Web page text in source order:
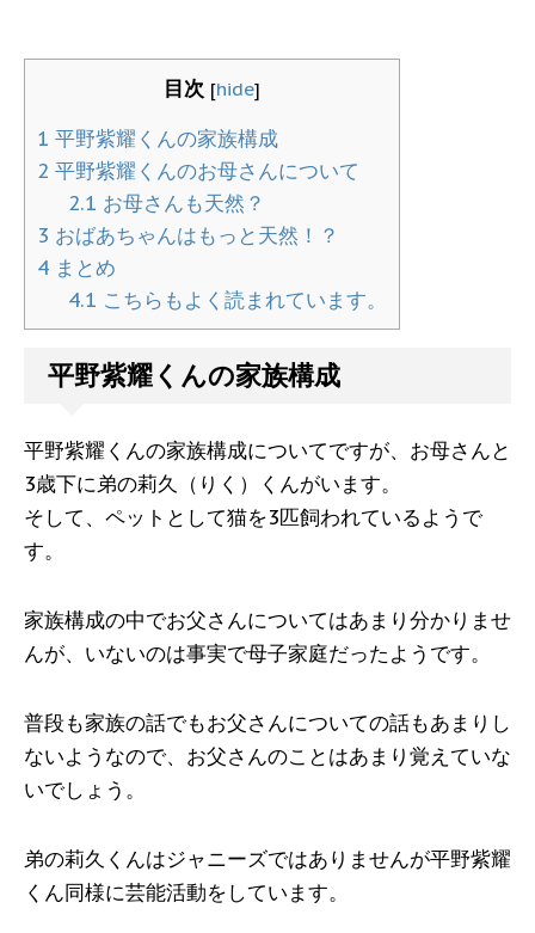
目次 [hide]
1 平野紫耀くんの家族構成
2 平野紫耀くんのお母さんについて
2.1 お母さんも天然？
3 おばあちゃんはもっと天然！？
4 まとめ
4.1 こちらもよく読まれています。
平野紫耀くんの家族構成
平野紫耀くんの家族構成についてですが、お母さんと
3歳下に弟の莉久（りく）くんがいます。
そして、ペットとして猫を3匹飼われているようで
す。
家族構成の中でお父さんについてはあまり分かりませ
んが、いないのは事実で母子家庭だったようです。
普段も家族の話でもお父さんについての話もあまりし
ないようなので、お父さんのことはあまり覚えていな
いでしょう。
弟の莉久くんはジャニーズではありませんが平野紫耀
くん同様に芸能活動をしています。